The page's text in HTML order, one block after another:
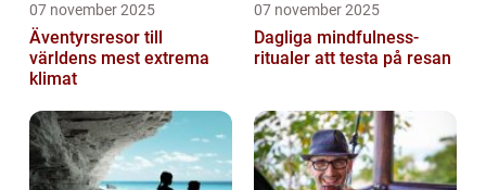
07 november 2025
Äventyrsresor till
världens mest extrema
klimat
07 november 2025
Dagliga mindfulness-
ritualer att testa på resan